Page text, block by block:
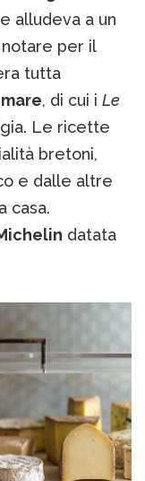
alludeva a un
per il
tutta
, di cui i Le
Le ricette
bretoni,
e dalle altre
casa.
datata